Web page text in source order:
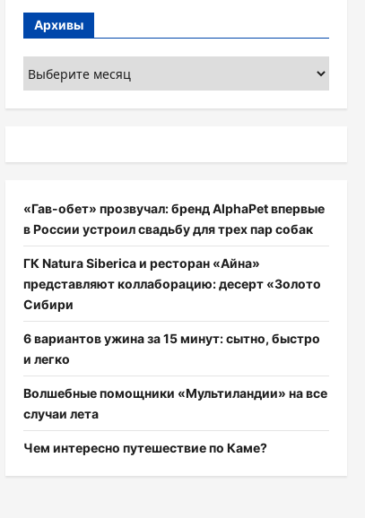
Архивы
Архивы
«Гав-обет» прозвучал: бренд AlphaPet впервые
в России устроил свадьбу для трех пар собак
ГК Natura Siberica и ресторан «Айна»
представляют коллаборацию: десерт «Золото
Сибири
6 вариантов ужина за 15 минут: сытно, быстро
и легко
Волшебные помощники «Мультиландии» на все
случаи лета
Чем интересно путешествие по Каме?